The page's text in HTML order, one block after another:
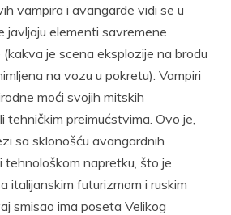
vampira i avangarde vidi se u
javljaju elementi savremene
je scena eksplozije na brodu
na vozu u pokretu). Vampiri
moći svojih mitskih
tehničkim preimućstvima. Ovo je,
sa sklonošću avangardnih
tehnološkom napretku, što je
italijanskim futurizmom i ruskim
smisao ima poseta Velikog